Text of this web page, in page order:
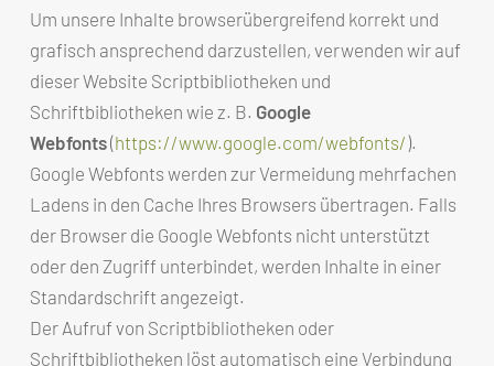
Um unsere Inhalte browserübergreifend korrekt und
grafisch ansprechend darzustellen, verwenden wir auf
dieser Website Scriptbibliotheken und
Schriftbibliotheken wie z. B. Google
Webfonts(https://www.google.com/webfonts/).
Google Webfonts werden zur Vermeidung mehrfachen
Ladens in den Cache Ihres Browsers übertragen. Falls
der Browser die Google Webfonts nicht unterstützt
oder den Zugriff unterbindet, werden Inhalte in einer
Standardschrift angezeigt.
Der Aufruf von Scriptbibliotheken oder
Schriftbibliotheken löst automatisch eine Verbindung